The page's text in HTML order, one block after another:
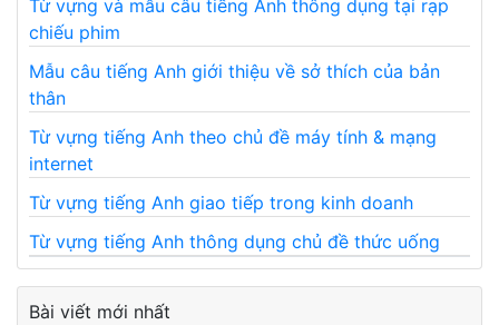
Từ vựng và mẫu câu tiếng Anh thông dụng tại rạp
chiếu phim
Mẫu câu tiếng Anh giới thiệu về sở thích của bản
thân
Từ vựng tiếng Anh theo chủ đề máy tính & mạng
internet
Từ vựng tiếng Anh giao tiếp trong kinh doanh
Từ vựng tiếng Anh thông dụng chủ đề thức uống
Bài viết mới nhất